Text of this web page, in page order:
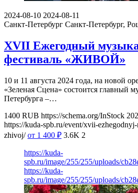
2024-08-10 2024-08-11
Санкт-Петербург Санкт-Петербург,
XVII Ежегодный
фестиваль «ЖИВОЙ»
10 и 11 августа 2024 года, на новой
«Зеленая Сцена» состоится главный
Петербурга –…
1400 RUB https://schema.org/InStock
https://kuda-spb.ru/event/xvii-
zhivoj/ от 1 400 ₽ 3.6K 2
https://kuda-
spb.ru/image/255/255/uploads/
https://kuda-
spb.ru/image/255/255/uploads/